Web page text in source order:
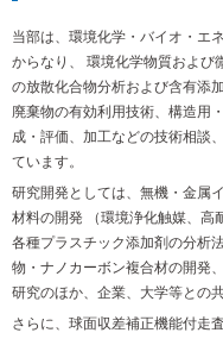
当部は、環境化学・バイオ・エ
からなり、 環境化学物質および
の放散化合物分析および含有添
廃棄物の有効利用技術、構造用
成・評価、加工などの技術相談
ています。
研究開発としては、無機・金属
材料の開発 （環境浄化触媒、高
各種プラスチック添加剤の分析
物・ナノカーボン複合材の開発
研究のほか、企業、大学等との
さらに、球面収差補正機能付走